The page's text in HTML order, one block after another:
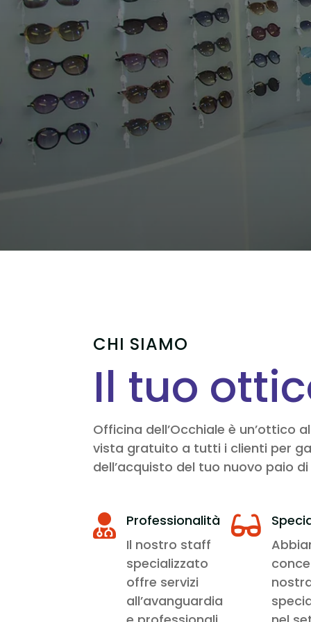
CHI SIAMO
Il tuo
Officina dell’Occhiale è un’ottico
vista gratuito a tutti i clienti per
dell’acquisto del tuo nuovo paio

Professionalità
Il nostro staff
specializzato
offre servizi
all’avanguardia
